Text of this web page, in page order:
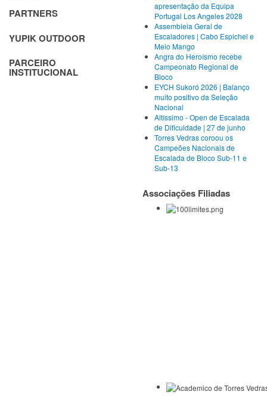
PARTNERS
YUPIK OUTDOOR
PARCEIRO
INSTITUCIONAL
apresentação da Equipa
Portugal Los Angeles 2028
Assembleia Geral de
Escaladores | Cabo Espichel e
Meio Mango
Angra do Heroísmo recebe
Campeonato Regional de
Bloco
EYCH Sukoró 2026 | Balanço
muito positivo da Seleção
Nacional
Altíssimo - Open de Escalada
de Dificuldade | 27 de junho
Torres Vedras coroou os
Campeões Nacionais de
Escalada de Bloco Sub-11 e
Sub-13
Associações Filiadas